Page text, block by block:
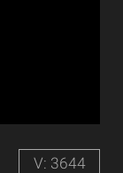
V: 3644